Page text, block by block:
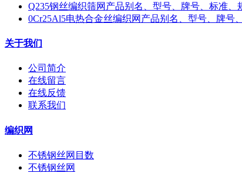
Q235钢丝编织筛网产品别名、型号、牌号、标准、
0Cr25Al5电热合金丝编织网产品别名、型号、牌号
关于我们
公司简介
在线留言
在线反馈
联系我们
编织网
不锈钢丝网目数
不锈钢丝网